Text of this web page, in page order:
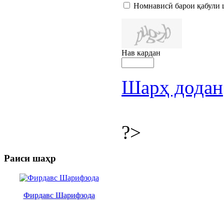
Номнависӣ барои қабули
Нав кардан
Шарҳ додан
?>
Раиси шаҳр
Фирдавс Шарифзода